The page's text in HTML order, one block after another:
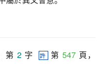
第 2 字 許 第 547 頁，